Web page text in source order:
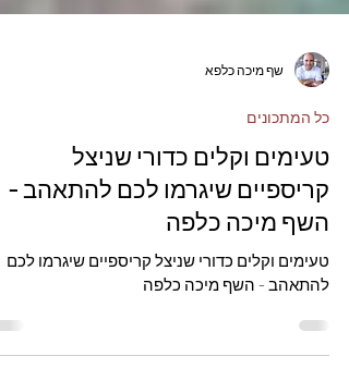
שף מיכה כלפא
כל המתכונים
טעימים וקלים כדורי שניצל
קריספיים שיגרמו לכם להתאהב -
השף מיכה כלפה
טעימים וקלים כדורי שניצל קריספיים שיגרמו לכם